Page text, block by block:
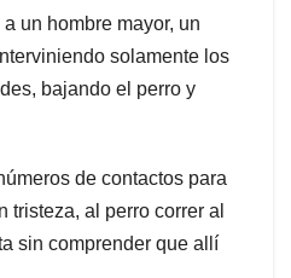
un hombre mayor, un
solamente los
bajando el perro y
de contactos para
tristeza, al perro correr al
sin comprender que allí